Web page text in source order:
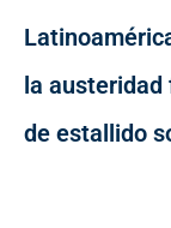
la
de estallido